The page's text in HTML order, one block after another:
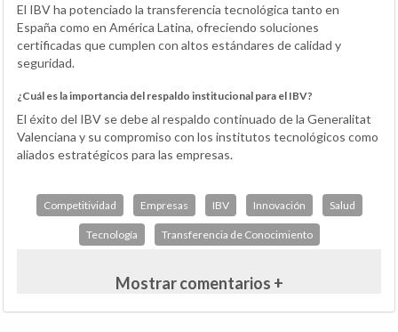
El IBV ha potenciado la transferencia tecnológica tanto en
España como en América Latina, ofreciendo soluciones
certificadas que cumplen con altos estándares de calidad y
seguridad.
¿Cuál es la importancia del respaldo institucional para el IBV?
El éxito del IBV se debe al respaldo continuado de la Generalitat
Valenciana y su compromiso con los institutos tecnológicos como
aliados estratégicos para las empresas.
Competitividad Empresas IBV Innovación Salud
Tecnología Transferencia de Conocimiento
Mostrar comentarios +